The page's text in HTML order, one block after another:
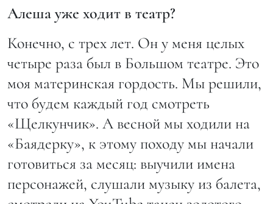
Алеша уже ходит в театр?
Конечно, с трех лет. Он у меня целых
четыре раза был в Большом театре. Это
моя материнская гордость. Мы решили,
что будем каждый год смотреть
«Щелкунчик». А весной мы ходили на
«Баядерку», к этому походу мы начали
готовиться за месяц: выучили имена
персонажей, слушали музыку из балета,